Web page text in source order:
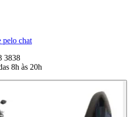
pelo chat
3838
8h às 20h